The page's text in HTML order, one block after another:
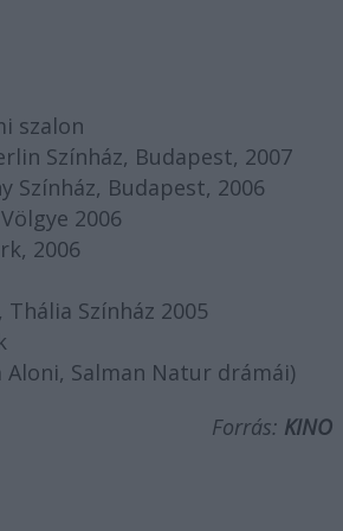
szalon
Színház, Budapest, 2007
Színház, Budapest, 2006
2006
2006
Színház 2005
Salman Natur drámái)
Forrás: KINO